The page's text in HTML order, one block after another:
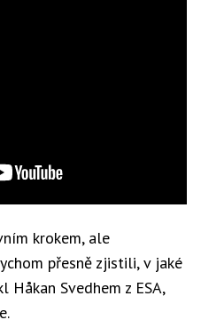
krokem, ale
přesně zjistili, v jaké
Håkan Svedhem z ESA,